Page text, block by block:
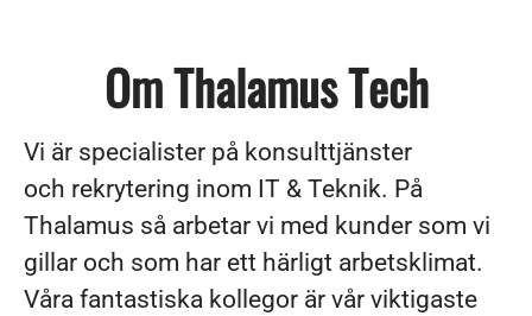
Om Thalamus Tech
Vi är specialister på konsulttjänster
och rekrytering inom IT & Teknik. På
Thalamus så arbetar vi med kunder som vi
gillar och som har ett härligt arbetsklimat.
Våra fantastiska kollegor är vår viktigaste